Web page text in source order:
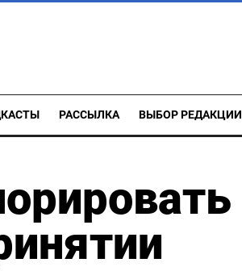
РАССЫЛКА ВЫБОР РЕДАКЦИИ